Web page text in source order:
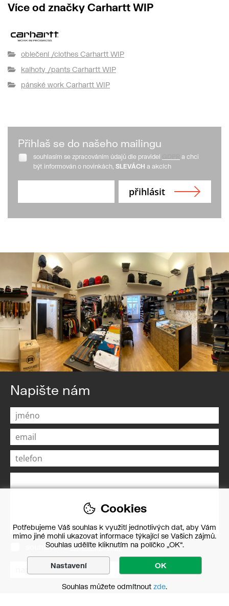
Více od značky Carhartt WIP
oblečení /clothes Carhartt WIP
kalhoty /pants Carhartt WIP
pánské work Carhartt WIP
Přihlaš se do našeho mailingu
souhlasím se zpracováním údajů dle pravidel
a chci
být informován o novinkách, SLEVÁCH a akcích
Napište nám
souhlasím sGDPR pravidly
Cookies
Potřebujeme Váš souhlas k využití jednotlivých dat, aby Vám
mimo jiné mohli ukazovat informace týkající se Vašich zájmů.
Souhlas udělíte kliknutím na políčko „OK“.
Nastavení OK
Souhlas můžete odmítnout zde.